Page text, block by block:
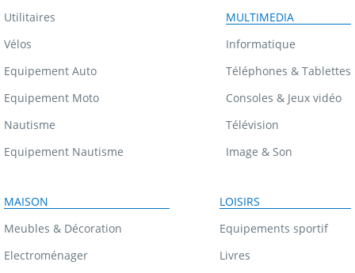
Utilitaires
Vélos
Equipement Auto
Equipement Moto
Nautisme
Equipement Nautisme
MULTIMEDIA
Informatique
Téléphones & Tablettes
Consoles & Jeux vidéo
Télévision
Image & Son
MAISON
Meubles & Décoration
Electroménager
LOISIRS
Equipements sportif
Livres